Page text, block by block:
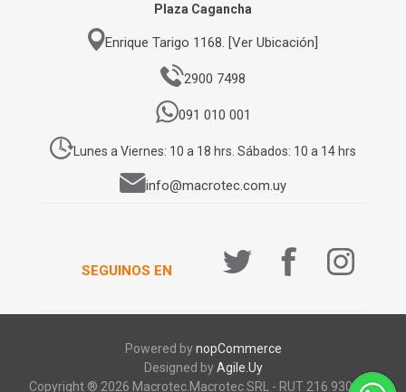
Plaza Cagancha
Enrique Tarigo 1168. [Ver Ubicación]
2900 7498
091 010 001
Lunes a Viernes: 10 a 18 hrs. Sábados: 10 a 14 hrs
info@macrotec.com.uy
SEGUINOS EN
Powered bynopCommerce
Designed byAgile.Uy
Copyright ® 2026 Macrotec.Macrotec SRL - RUT 216 930 920